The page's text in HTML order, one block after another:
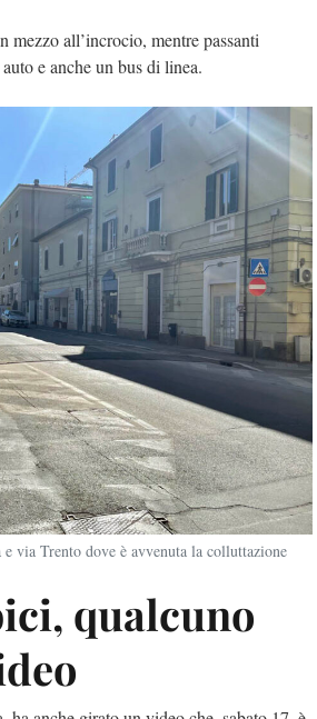
mezzo all’incrocio, mentre passanti
e anche un bus di linea.
via Trento dove è avvenuta la colluttazione
qualcuno